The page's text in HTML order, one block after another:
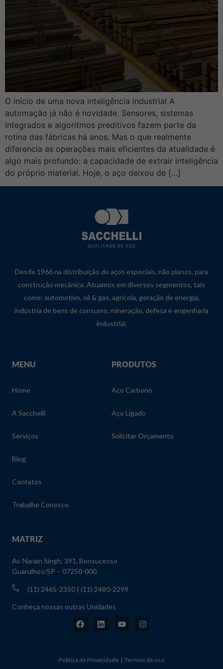
O início de uma nova inteligência industrial A
automação já não é novidade. Sensores, sistemas
integrados e algoritmos preditivos fazem parte da
rotina das fábricas há anos. Mas o que realmente
diferencia as operações mais eficientes da atualidade é
algo mais profundo: a capacidade de extrair inteligência
do próprio material. Hoje, o aço deixou de […]
Desde 1966 na distribuição de aços especiais, não planos, para
construção mecânica. Atuamos em diversos segmentos, tais
como: automotivo, oil & gas, agrícola, geração de energia,
indústria de bens de consumo, mineração, defesa e engenharia
industrial.
MENU
Home
A Sacchelli
Serviços
Blog
Contatos
Trabalhe Conosco
PRODUTOS
Aço Carbono
Aço Ligado
Solicitar Orçamento
MATRIZ
Av. Narain Singh, 391, Bonsucesso
Guarulhos/SP – 07250-000
(11) 2465-2350 | (11) 2480-2299
Conheça nossas outras Unidades
Política de Privacidade | Termos de uso